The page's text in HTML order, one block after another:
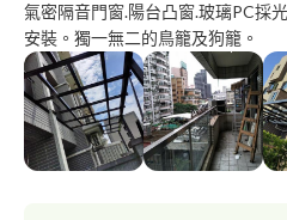
氣密隔音門窗.陽台凸窗.玻璃PC採
安裝。獨一無二的鳥籠及狗籠。